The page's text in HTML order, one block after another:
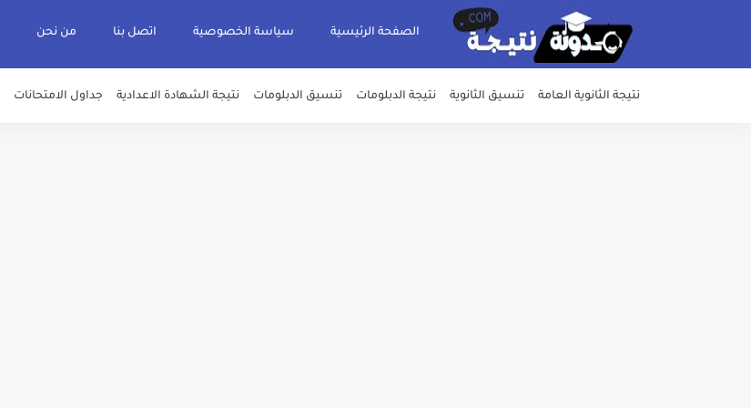
الصفحة الرئيسية سياسة الخصوصية اتصل بنا من نحن
نتيجة الثانوية العامة تنسيق الثانوية نتيجة الدبلومات تنسيق الدبلومات نتيجة الشهادة الاعدادية جداول الامتحانات